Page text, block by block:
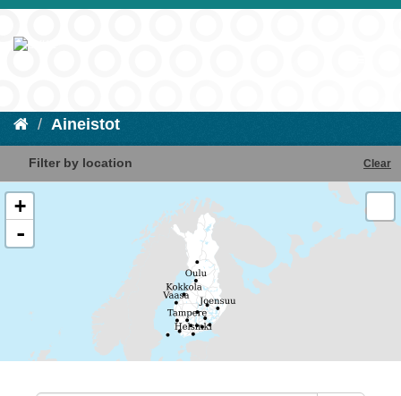
Aineistot
Filter by location Clear
+
-